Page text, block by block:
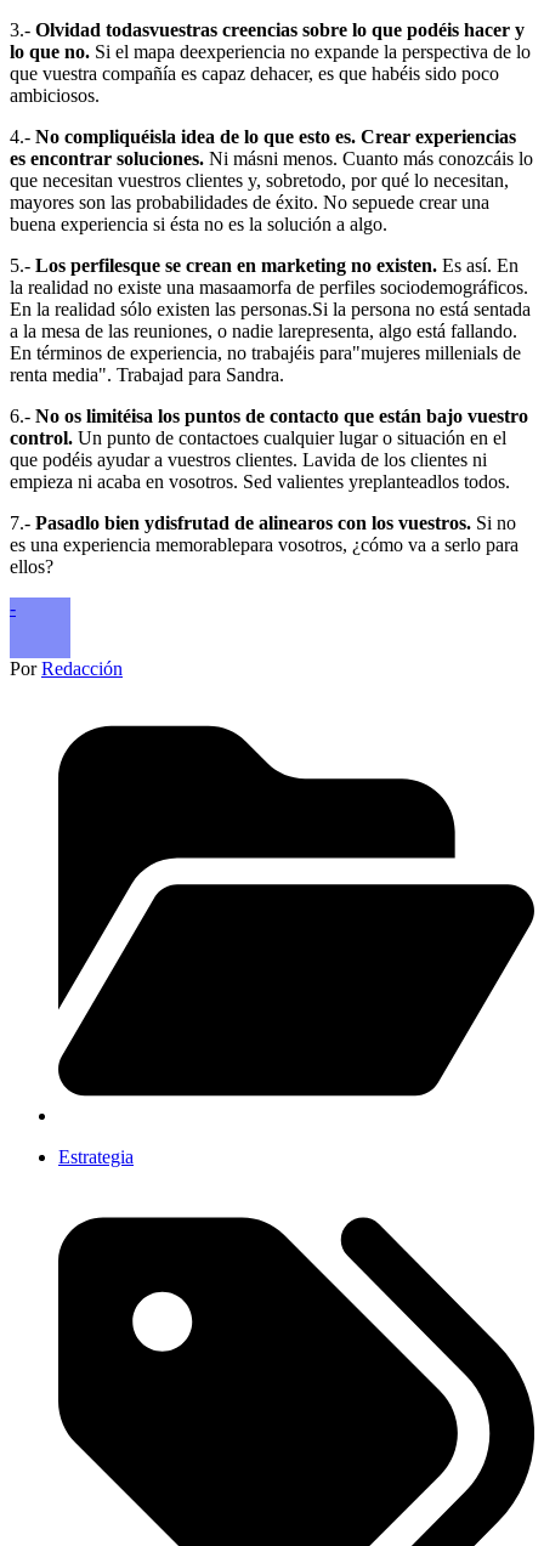
3.- Olvidad todasvuestras creencias sobre lo que podéis hacer y
lo que no. Si el mapa deexperiencia no expande la perspectiva de lo
que vuestra compañía es capaz dehacer, es que habéis sido poco
ambiciosos.
4.- No compliquéisla idea de lo que esto es. Crear experiencias
es encontrar soluciones. Ni másni menos. Cuanto más conozcáis lo
que necesitan vuestros clientes y, sobretodo, por qué lo necesitan,
mayores son las probabilidades de éxito. No sepuede crear una
buena experiencia si ésta no es la solución a algo.
5.- Los perfilesque se crean en marketing no existen. Es así. En
la realidad no existe una masaamorfa de perfiles sociodemográficos.
En la realidad sólo existen las personas.Si la persona no está sentada
a la mesa de las reuniones, o nadie larepresenta, algo está fallando.
En términos de experiencia, no trabajéis para"mujeres millenials de
renta media". Trabajad para Sandra.
6.- No os limitéisa los puntos de contacto que están bajo vuestro
control. Un punto de contactoes cualquier lugar o situación en el
que podéis ayudar a vuestros clientes. Lavida de los clientes ni
empieza ni acaba en vosotros. Sed valientes yreplanteadlos todos.
7.- Pasadlo bien ydisfrutad de alinearos con los vuestros. Si no
es una experiencia memorablepara vosotros, ¿cómo va a serlo para
ellos?
-
PorRedacción
Estrategia